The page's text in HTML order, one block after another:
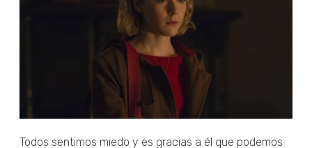
Todos sentimos miedo y es gracias a él que podemos